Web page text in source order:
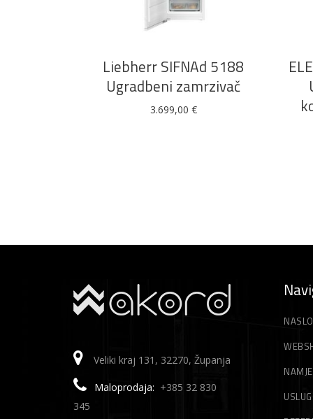
DODAJ U KOŠARICU
Liebherr SIFNAd 5188
Ugradbeni zamrzivač
3.699,00 €
Veliki kraj 131, 32270, Županja
Maloprodaja: +385 32 830
345